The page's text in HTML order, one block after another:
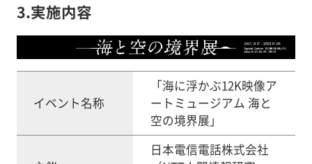
3.実施内容
イベント名称
「海に浮かぶ12K映像ア
ートミュージアム 海と
空の境界展」
日本電信電話株式会社